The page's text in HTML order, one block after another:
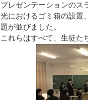
プレゼンテーションのス
光におけるゴミ箱の設置
題が並びました。
これらはすべて、生徒た